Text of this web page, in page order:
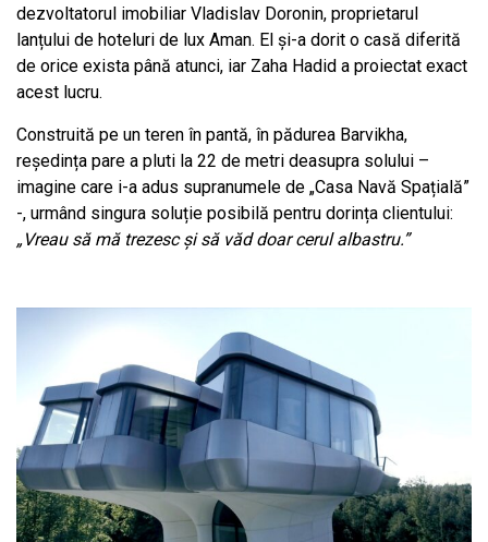
dezvoltatorul imobiliar Vladislav Doronin, proprietarul
lanțului de hoteluri de lux Aman. El și-a dorit o casă diferită
de orice exista până atunci, iar Zaha Hadid a proiectat exact
acest lucru.
Construită pe un teren în pantă, în pădurea Barvikha,
reședința pare a pluti la 22 de metri deasupra solului –
imagine care i-a adus supranumele de „Casa Navă Spațială”
-, urmând singura soluție posibilă pentru dorința clientului:
„Vreau să mă trezesc și să văd doar cerul albastru.”